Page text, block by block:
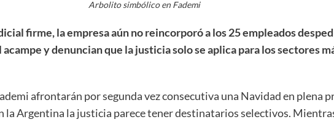
Arbolito simbólico en Fademi
firme, la empresa aún no reincorporó a los 25 empleados
y denuncian que la justicia solo se aplica para los sectores
afrontarán por segunda vez consecutiva una Navidad en plena
la Argentina la justicia parece tener destinatarios selectivos.